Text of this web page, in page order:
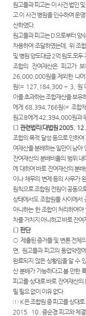
등기과/
소
청사안
내
찾아오
시는길
는질문
유관기
관안내
무인등
본발급
기안내
장애인
사법지
원안내
재판기
록열람
복사예
약
원고들과 피고는 이 사건 법인
고 이 사건 병원을 인수하여 운
산하였다.
원고들과 피고는D으로부터 양
차용하여 조달하였는데
,위 조
및 병원 양도대금2억 원도 모두
조합의 잔여재산은 피고가 보
26,000,000원을 제외한 나머
원(= 127,184,300 ÷ 3,원
이를 초과하는 조합재산을 보유
에게 68,394,766원(=조합
원고B에게42,394,000원과
□관련법리(대법원 2005.
조합의 목적 달성 등으로 인하
여재산을 분배하는 일만이 남아
잔여재산의 분배비율의 범위
에 대하여 바로 잔여재산의 분
이나 채무의 변제 등의 사무가
원칙으로 조합원 전원이 공동으
상태에서도 조합원들 사이에서
아니하는 한 조합이 처리하여
차를 거치지 아니하고 바로 잔여
□판단
○ 제출된 증거들 및 변론 전체
면 ,원고들과 피고의 동업약정
완료되지 않은 상황임을 알 수
산 분배가 가능하다고 볼 만한
피고를 상대로 바로 잔여재산의
필 필요 없이 이유 없다.
① K은 조합원 중 피고를 상대
2015. 10.중순경 피고와 체